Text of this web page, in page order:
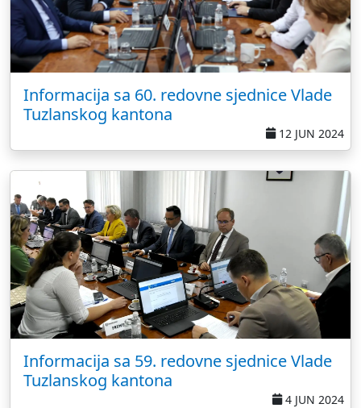
Informacija sa 60. redovne sjednice Vlade
Tuzlanskog kantona
12 JUN 2024
Informacija sa 59. redovne sjednice Vlade
Tuzlanskog kantona
4 JUN 2024